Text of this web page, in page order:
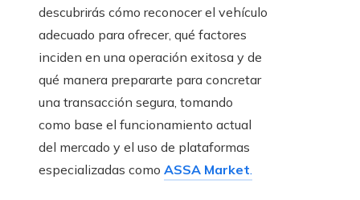
descubrirás cómo reconocer el vehículo
adecuado para ofrecer, qué factores
inciden en una operación exitosa y de
qué manera prepararte para concretar
una transacción segura, tomando
como base el funcionamiento actual
del mercado y el uso de plataformas
especializadas como ASSA Market.